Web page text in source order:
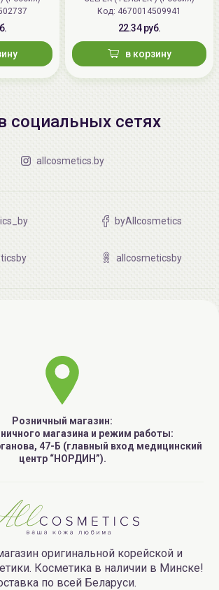
Код: 4670014509941
22.34 руб.
в корзину
социальных сетях
allcosmetics.by
byAllcosmetics
allcosmeticsby
Розничный магазин:
магазина и режим работы:
47-Б (главный вход медицинский
центр “НОРДИН”).
оригинальной корейской и
Косметика в наличии в Минске!
по всей Беларуси.